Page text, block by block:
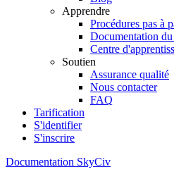
Apprendre
Procédures pas à
Documentation
Centre
Soutien
Assurance qualité
Nous contacter
FAQ
Tarification
S'identifier
S'inscrire
Documentation SkyCiv